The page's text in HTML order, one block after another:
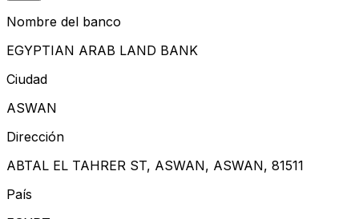
Nombre del banco
EGYPTIAN ARAB LAND BANK
Ciudad
ASWAN
Dirección
ABTAL EL TAHRER ST, ASWAN, ASWAN, 81511
País